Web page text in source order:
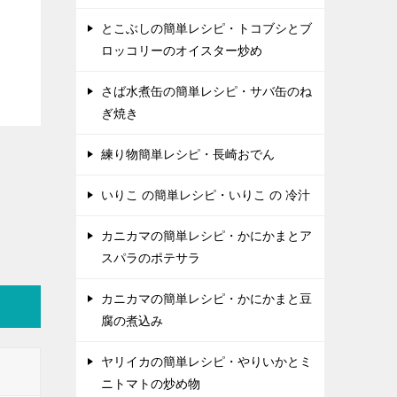
とこぶしの簡単レシピ・トコブシとブ
ロッコリーのオイスター炒め
さば水煮缶の簡単レシピ・サバ缶のね
ぎ焼き
練り物簡単レシピ・長崎おでん
いりこ の簡単レシピ・いりこ の 冷汁
カニカマの簡単レシピ・かにかまとア
スパラのポテサラ
カニカマの簡単レシピ・かにかまと豆
腐の煮込み
ヤリイカの簡単レシピ・やりいかとミ
ニトマトの炒め物